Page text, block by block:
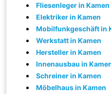
Fliesenleger in Kamen
Elektriker in Kamen
Mobilfunkgeschäft in
Werkstatt in Kamen
Hersteller in Kamen
Innenausbau in
Schreiner in Kamen
Möbelhaus in Kamen